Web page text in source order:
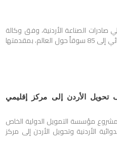
في الأردن على نحو 5% من إجمالي صادرات الصناعة الأردنية، وفق وكالة
الأنباء الأردنية. وتصدّر المملكة الأردنية نحو 80% من إنتاجها الدوائي إلى 85 سوقاً حول العالم، بمقدمتها
تحويل الأردن إلى مركز إقليمي
مشروع مؤسسة التمويل الدولية الخاص
الأردنية وتحويل الأردن إلى مركز